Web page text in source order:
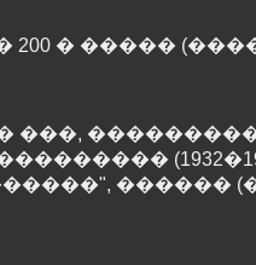
� 200 � �����
���,
������ (�